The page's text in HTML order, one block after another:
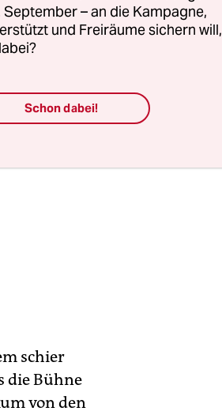
soll nach
sein.
schier
die Bühne
von den
– an die Kampagne,
und Freiräume sichern will,
Schon dabei!